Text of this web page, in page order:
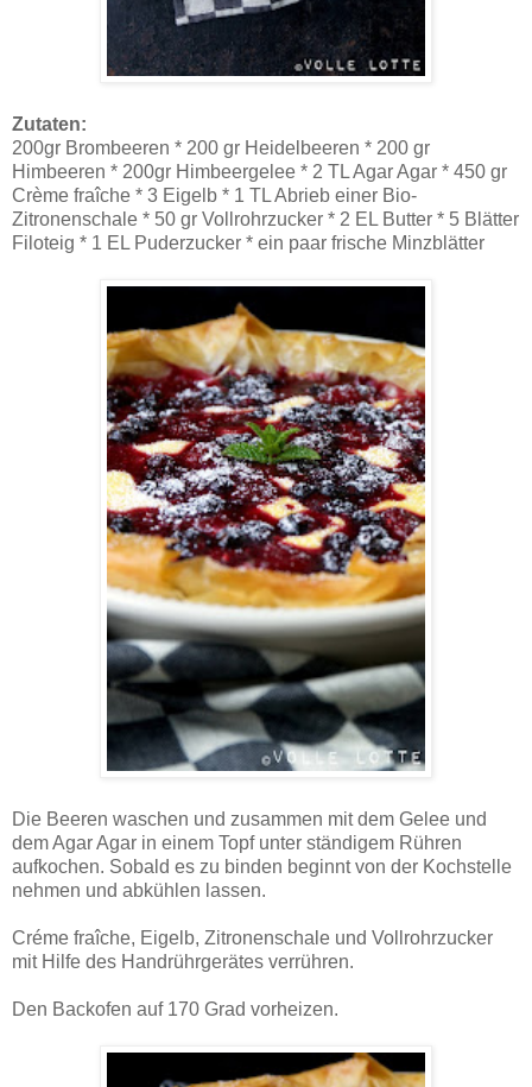
Zutaten:
200gr Brombeeren * 200 gr Heidelbeeren * 200 gr
Himbeeren * 200gr Himbeergelee * 2 TL Agar Agar * 450 gr
Crème fraîche * 3 Eigelb * 1 TL Abrieb einer Bio-
Zitronenschale * 50 gr Vollrohrzucker * 2 EL Butter * 5 Blätter
Filoteig * 1 EL Puderzucker * ein paar frische Minzblätter
Die Beeren waschen und zusammen mit dem Gelee und
dem Agar Agar in einem Topf unter ständigem Rühren
aufkochen. Sobald es zu binden beginnt von der Kochstelle
nehmen und abkühlen lassen.
Créme fraîche, Eigelb, Zitronenschale und Vollrohrzucker
mit Hilfe des Handrührgerätes verrühren.
Den Backofen auf 170 Grad vorheizen.